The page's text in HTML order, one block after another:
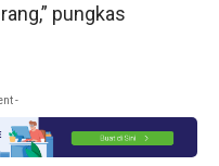
pungkas
-